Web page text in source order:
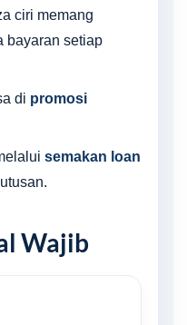
ciri memang
bayaran setiap
di promosi
semakan loan
Wajib